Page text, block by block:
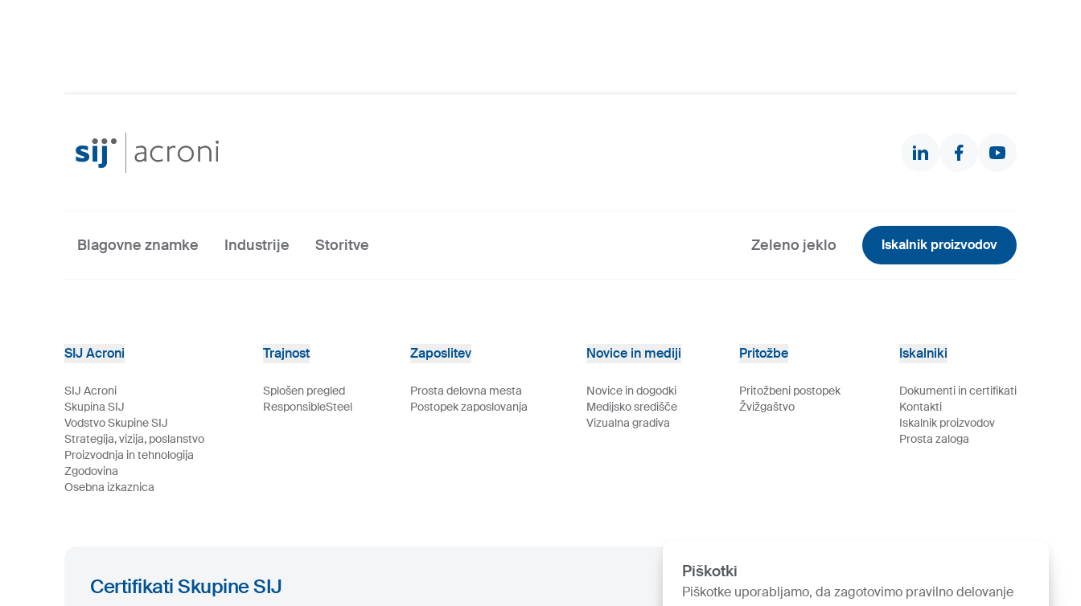
Piškotki
Piškotke uporabljamo, da zagotovimo pravilno delovanje
Blagovne znamke Industrije Storitve Zeleno jeklo Iskalnik proizvodov
SIJ Acroni
SIJ Acroni
Skupina SIJ
Vodstvo Skupine SIJ
Strategija, vizija, poslanstvo
Proizvodnja in tehnologija
Zgodovina
Osebna izkaznica
Trajnost
Splošen pregled
ResponsibleSteel
Zaposlitev
Prosta delovna mesta
Postopek zaposlovanja
Novice in mediji
Novice in dogodki
Medijsko središče
Vizualna gradiva
Pritožbe
Pritožbeni postopek
Žvižgaštvo
Iskalniki
Dokumenti in certifikati
Kontakti
Iskalnik proizvodov
Prosta zaloga
Certifikati Skupine SIJ